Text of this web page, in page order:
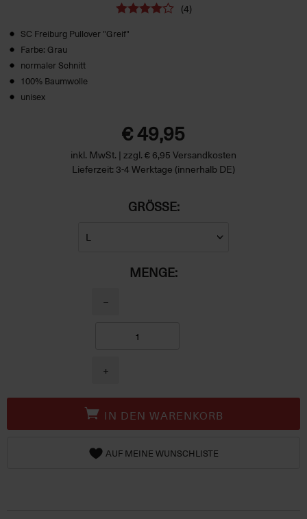
(4)
SC Freiburg Pullover "Greif"
Farbe: Grau
normaler Schnitt
100% Baumwolle
unisex
€ 49,95
inkl. MwSt. | zzgl. € 6,95 Versandkosten
Lieferzeit: 3-4 Werktage (innerhalb DE)
GRÖSSE:
MENGE:
−
+
IN DEN WARENKORB
AUF MEINE WUNSCHLISTE